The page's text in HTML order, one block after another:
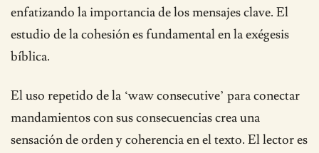
enfatizando la importancia de los mensajes clave. El
estudio de la cohesión es fundamental en la exégesis
bíblica.
El uso repetido de la ‘waw consecutive’ para conectar
mandamientos con sus consecuencias crea una
sensación de orden y coherencia en el texto. El lector es